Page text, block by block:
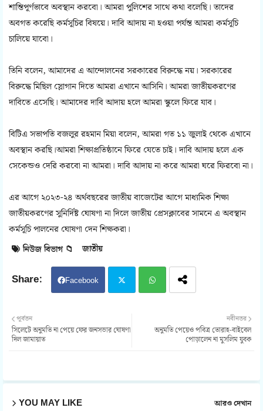
শান্তিপূর্ণভাবে অবস্থান করবো। আমরা পুলিশের সাথে কথা বলেছি। তাদের
অবগত করেছি কর্মসূচির বিষয়ে। দাবি আদায় না হওয়া পর্যন্ত আমরা কর্মসূচি
চালিয়ে যাবো।
তিনি বলেন, আমাদের এ আন্দোলনের সরকারের বিরুদ্ধে নয়। সরকারের
বিরুদ্ধে মিছিল স্লোগান দিতে আমরা এখানে আসিনি। আমরা জাতীয়করণের
দাবিতে এসেছি। আমাদের দাবি আদায় হলে আমরা স্কুলে ফিরে যাব।
বিটিএ সভাপতি বজলুর রহমান মিয়া বলেন, আমরা গত ১১ জুলাই থেকে এখানে
অবস্থান করছি।আমরা শিক্ষাপ্রতিষ্ঠানে ফিরে যেতে চাই। দাবি আদায় হলে এক
সেকেন্ডও দেরি করবো না আমরা। দাবি আদায় না করে আমরা ঘরে ফিরবো না।
এর আগে ২০২৩-২৪ অর্থবছরের জাতীয় বাজেটের আগে মাধ্যমিক শিক্ষা
জাতীয়করণের সুনির্দিষ্ট ঘোষণা না দিলে জাতীয় প্রেসক্লাবের সামনে এ অবস্থান
কর্মসূচি পালনের ঘোষণা দেন শিক্ষকরা।
নিউজ বিভাগ 📁 জাতীয়
Facebook
ter atsa
নবীনতর
অনুমতি পেয়েও পবিত্র তোরাহ-বাইবেল
পোড়ালেন না মুসলিম যুবক
পূর্বতন
সিলেটে অনুমতি না পেয়ে ফের জনসভার ঘোষণা
দিল জামায়াত
YOU MAY LIKE আরও দেখান